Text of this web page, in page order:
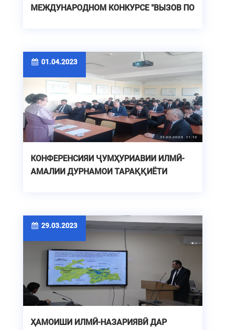
МЕЖДУНАРОДНОМ КОНКУРСЕ "ВЫЗОВ ПО
01.04.2023
КОНФЕРЕНСИЯИ ҶУМҲУРИАВИИ ИЛМӢ-
АМАЛИИ ДУРНАМОИ ТАРАҚҚИЁТИ
29.03.2023
ҲАМОИШИ ИЛМӢ-НАЗАРИЯВӢ ДАР